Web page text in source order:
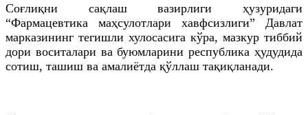
Соғлиқни сақлаш вазирлиги ҳузуридаги
“Фармацевтика маҳсулотлари хавфсизлиги” Давлат
марказининг тегишли хулосасига кўра, мазкур тиббий
дори воситалари ва буюмларини республика ҳудудида
сотиш, ташиш ва амалиётда қўллаш тақиқланади.